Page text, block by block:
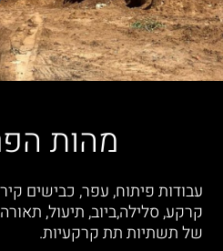
מהות
עבודות פיתוח, עפר, כבישים
קרקע, סלילה,ביוב, תיעול,
של תשתיות תת קרקעיות.